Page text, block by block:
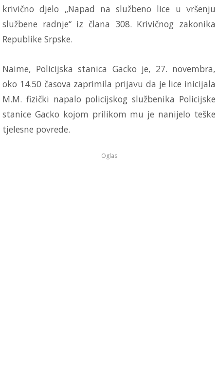
krivično djelo „Napad na službeno lice u vršenju
službene radnje“ iz člana 308. Krivičnog zakonika
Republike Srpske.
Naime, Policijska stanica Gacko je, 27. novembra,
oko 14.50 časova zaprimila prijavu da je lice inicijala
M.M. fizički napalo policijskog službenika Policijske
stanice Gacko kojom prilikom mu je nanijelo teške
tjelesne povrede.
Oglas